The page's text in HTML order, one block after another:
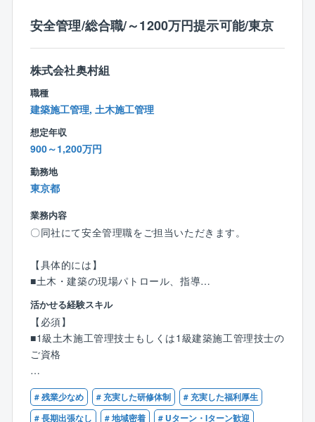
3. 【裁量権を持った働き方×チーム体制によるリスク
分散】
案件は個人の抱え込みを防ぐチーム制で推進。責任あ
るポジションでありながら、特定個人への過度な負担
集中を物理的に回避しています。「20:00のPC強制シ
ャットダウン」「年間休日125日」「テレワーク・シフ
ト勤務」を活用し、高い生産性とタイムマネジメント
を両立できる環境です。
◎消防救急指令システム、電子入札、納品システムな
ライン化などの情報化施策の立案
☆おすすめポイント☆
【圧倒的な安定基盤と業界最高水準の待遇】
売上高1,000億円を超える圧倒的な事業基盤のもと、個
人の実績や技術力をダイレクトに還元する評価制度を
確立。
これまでの実績・保有資格（技術士等）を正当に評価
残業に頼らない高水準の基本給体系により、前職から
の確実な年収・生活水準アップが期待できます。
2. 【大規模ナショナルプロジェクトのPM・リードエン
ジニアとして参画】
円規模のインフラ計画・設計の主幹（PM/PL）として
プロジェクトを牽引していただきます。
さらに、自動運転の実証実験やスマートシティ構想、A
I・ビッグデータを活用した防災計画など、
次世代モビリティ・インフラDXを先導するポジション
でご自身の知見を遺憾なく発揮できます。
安全管理/総合職/～1200万円提示可能/東京
株式会社奥村組
職種
建築施工管理, 土木施工管理
想定年収
900～1,200万円
勤務地
東京都
業務内容
〇同社にて安全管理職をご担当いただきます。
【具体的には】
■土木・建築の現場パトロール、指導
■労働災害対応
■安全教育
■法令対応の安全管理全般 等
【企業特徴】
◎堅実経営の奥村組
■創業以来、堅実な経営を貫いてきた結果、ゼネコンで
は抜群の安定性を誇る財務体質を保っています。
活かせる経験スキル
【必須】
■1級土木施工管理技士もしくは1級建築施工管理技士の
ご資格
※下記いずれかのご経験をお持ちの方
■建設会社で施工管理経験（土木もしくは建築）をお持
ちの方
# 残業少なめ # 充実した研修体制
# 充実した福利厚生
# 長期出張なし
# 地域密着 # Uターン・Iターン歓迎